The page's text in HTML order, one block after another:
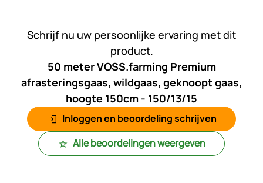
Schrijf nu uw persoonlijke ervaring met dit
product.
50 meter VOSS.farming Premium
afrasteringsgaas, wildgaas, geknoopt gaas,
hoogte 150cm - 150/13/15
Inloggen en beoordeling schrijven
Alle beoordelingen weergeven